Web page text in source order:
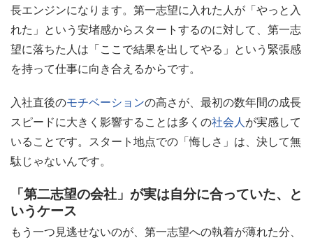
長エンジンになります。第一志望に入れた人が「やっと入
れた」という安堵感からスタートするのに対して、第一志
望に落ちた人は「ここで結果を出してやる」という緊張感
を持って仕事に向き合えるからです。
入社直後のモチベーションの高さが、最初の数年間の成長
スピードに大きく影響することは多くの社会人が実感して
いることです。スタート地点での「悔しさ」は、決して無
駄じゃないんです。
「第二志望の会社」が実は自分に合っていた、と
いうケース
もう一つ見逃せないのが、第一志望への執着が薄れた分、